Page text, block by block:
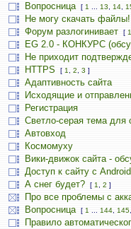
Вопросница
[ 1 13 14
Не могу скачать файлы!
Форум разлогинивает
[ 1
EG 2.0 - КОНКУРС
Не приходит
HTTPS
[ 1 2 3 ]
Адаптивность сайта
Исходящие и
Регистрация
Светло-серая тема для
Автовход
Космомуху
Вики-движок сайта -
Доступ к сайту с
А снег будет?
[ 1 2 ]
Про все проблемы с
Вопросница [ 1 144 145
Правило